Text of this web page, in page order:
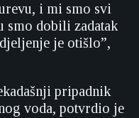
i mi smo svi
smo dobili zadatak
je otišlo”,
pripadnik
voda, potvrdio je